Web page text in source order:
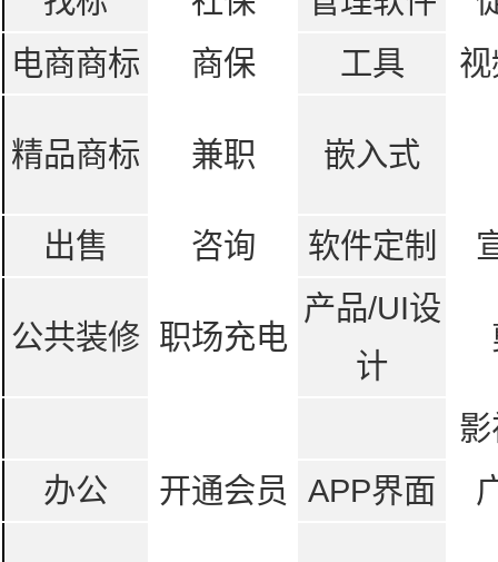
电商商标
商保 工具
精品商标 兼职 嵌入式
出售 咨询 软件定制
公共装修 职场充电
产品/UI设
计
办公
开通会员 APP界面